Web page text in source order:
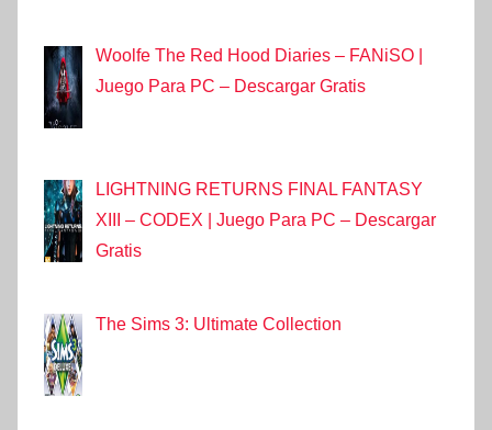
Woolfe The Red Hood Diaries – FANiSO |
Juego Para PC – Descargar Gratis
LIGHTNING RETURNS FINAL FANTASY
XIII – CODEX | Juego Para PC – Descargar
Gratis
The Sims 3: Ultimate Collection